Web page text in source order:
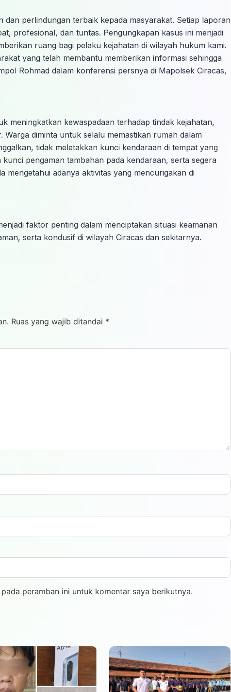
dan perlindungan terbaik kepada masyarakat. Setiap laporan
profesional, dan tuntas. Pengungkapan kasus ini menjadi
ruang bagi pelaku kejahatan di wilayah hukum kami.
yang telah membantu memberikan informasi sehingga
Rohmad dalam konferensi persnya di Mapolsek Ciracas,
meningkatkan kewaspadaan terhadap tindak kejahatan,
diminta untuk selalu memastikan rumah dalam
tidak meletakkan kunci kendaraan di tempat yang
pengaman tambahan pada kendaraan, serta segera
mengetahui adanya aktivitas yang mencurigakan di
faktor penting dalam menciptakan situasi keamanan
serta kondusif di wilayah Ciracas dan sekitarnya.
Ruas yang wajib ditandai *
peramban ini untuk komentar saya berikutnya.